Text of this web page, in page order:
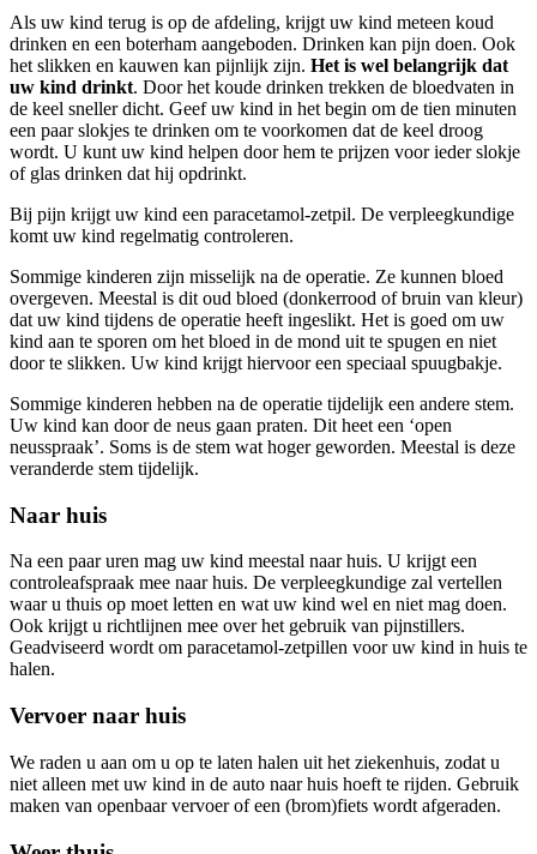
Als uw kind terug is op de afdeling, krijgt uw kind meteen koud
drinken en een boterham aangeboden. Drinken kan pijn doen. Ook
het slikken en kauwen kan pijnlijk zijn. Het is wel belangrijk dat
uw kind drinkt. Door het koude drinken trekken de bloedvaten in
de keel sneller dicht. Geef uw kind in het begin om de tien minuten
een paar slokjes te drinken om te voorkomen dat de keel droog
wordt. U kunt uw kind helpen door hem te prijzen voor ieder slokje
of glas drinken dat hij opdrinkt.
Bij pijn krijgt uw kind een paracetamol-zetpil. De verpleegkundige
komt uw kind regelmatig controleren.
Sommige kinderen zijn misselijk na de operatie. Ze kunnen bloed
overgeven. Meestal is dit oud bloed (donkerrood of bruin van kleur)
dat uw kind tijdens de operatie heeft ingeslikt. Het is goed om uw
kind aan te sporen om het bloed in de mond uit te spugen en niet
door te slikken. Uw kind krijgt hiervoor een speciaal spuugbakje.
Sommige kinderen hebben na de operatie tijdelijk een andere stem.
Uw kind kan door de neus gaan praten. Dit heet een ‘open
neusspraak’. Soms is de stem wat hoger geworden. Meestal is deze
veranderde stem tijdelijk.
Naar huis
Na een paar uren mag uw kind meestal naar huis. U krijgt een
controleafspraak mee naar huis. De verpleegkundige zal vertellen
waar u thuis op moet letten en wat uw kind wel en niet mag doen.
Ook krijgt u richtlijnen mee over het gebruik van pijnstillers.
Geadviseerd wordt om paracetamol-zetpillen voor uw kind in huis te
halen.
Vervoer naar huis
We raden u aan om u op te laten halen uit het ziekenhuis, zodat u
niet alleen met uw kind in de auto naar huis hoeft te rijden. Gebruik
maken van openbaar vervoer of een (brom)fiets wordt afgeraden.